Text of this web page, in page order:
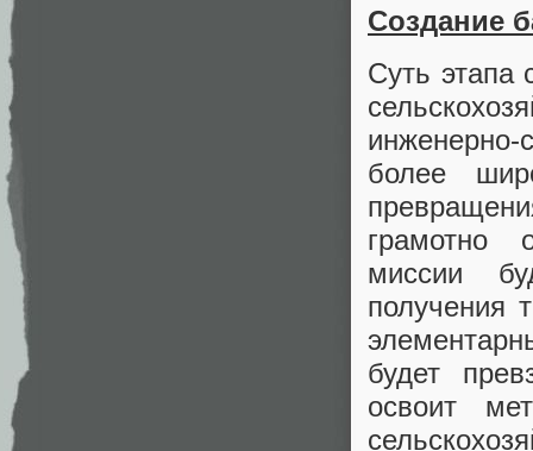
Создание
Суть этапа
инженерно-
более
грамотно
миссии
получения
будет
освоит